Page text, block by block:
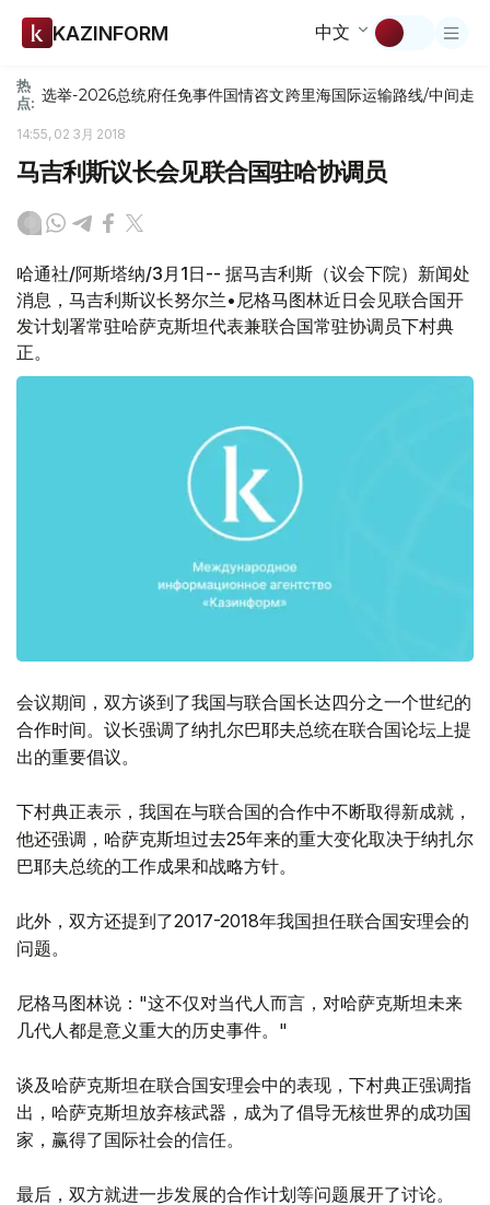
KAZINFORM 中文
热
点: 选举-2026总统府任免事件国情咨文跨里海国际运输路线/中间走廊
14:55, 02 3月 2018
马吉利斯议长会见联合国驻哈协调员
哈通社/阿斯塔纳/3月1日-- 据马吉利斯（议会下院）新闻处
消息，马吉利斯议长努尔兰•尼格马图林近日会见联合国开
发计划署常驻哈萨克斯坦代表兼联合国常驻协调员下村典
正。
会议期间，双方谈到了我国与联合国长达四分之一个世纪的
合作时间。议长强调了纳扎尔巴耶夫总统在联合国论坛上提
出的重要倡议。
下村典正表示，我国在与联合国的合作中不断取得新成就，
他还强调，哈萨克斯坦过去25年来的重大变化取决于纳扎尔
巴耶夫总统的工作成果和战略方针。
此外，双方还提到了2017-2018年我国担任联合国安理会的
问题。
尼格马图林说："这不仅对当代人而言，对哈萨克斯坦未来
几代人都是意义重大的历史事件。"
谈及哈萨克斯坦在联合国安理会中的表现，下村典正强调指
出，哈萨克斯坦放弃核武器，成为了倡导无核世界的成功国
家，赢得了国际社会的信任。
最后，双方就进一步发展的合作计划等问题展开了讨论。